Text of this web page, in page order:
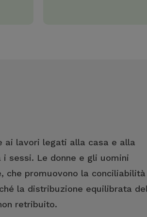
ai lavori legati alla casa e alla
sessi. Le donne e gli uomini
che promuovono la
la distribuzione equilibrata del
retribuito.